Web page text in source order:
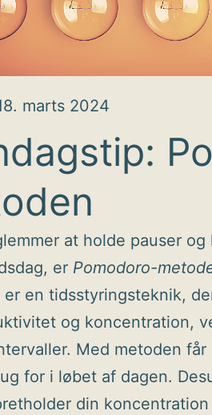
marts 2024
at holde pauser
er Pomodoro-
er en tidsstyringsteknik,
og koncentration,
Med metoden
for i løbet af dagen.
din